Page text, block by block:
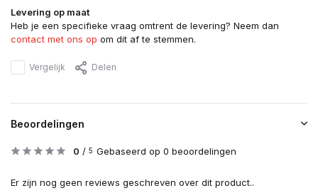
Levering op maat
Heb je een specifieke vraag omtrent de levering? Neem dan
contact met ons op om dit af te stemmen.
Vergelijk Delen
Beoordelingen
0 / 5 Gebaseerd op 0 beoordelingen
Er zijn nog geen reviews geschreven over dit product..